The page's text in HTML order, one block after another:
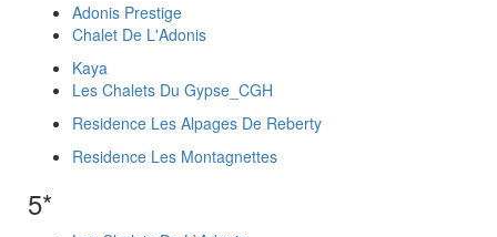
Adonis Prestige
Chalet De L'Adonis
Kaya
Les Chalets Du Gypse_CGH
Residence Les Alpages De Reberty
Residence Les Montagnettes
5*